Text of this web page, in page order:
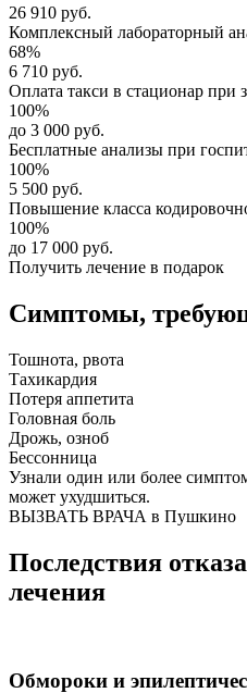
26 910 руб.
Комплексный лабораторный
68%
6 710 руб.
Оплата такси в стационар при
100%
до 3 000 руб.
Бесплатные анализы при
100%
5 500 руб.
Повышение класса
100%
до 17 000 руб.
Получить лечение в подарок
Симптомы,
Тошнота, рвота
Тахикардия
Потеря аппетита
Головная боль
Дрожь, озноб
Бессонница
Узнали один или более
может ухудшиться.
ВЫЗВАТЬ ВРАЧА в Пушкино
Последствия
лечения
Обмороки и